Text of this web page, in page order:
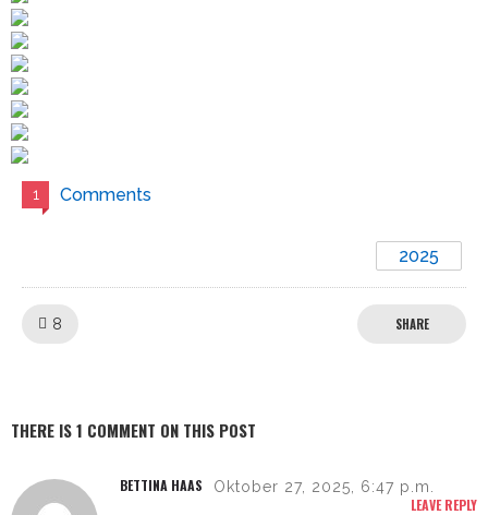
1 Comments
2025
8 SHARE
THERE IS 1 COMMENT ON THIS POST
BETTINA HAAS Oktober 27, 2025, 6:47 p.m.
LEAVE REPLY